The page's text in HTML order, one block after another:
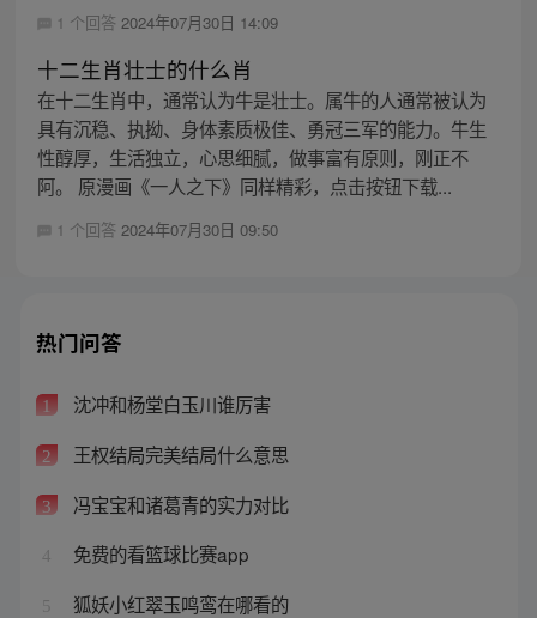
1 个回答 2024年07月30日 14:09
十二生肖壮士的什么肖
在十二生肖中，通常认为牛是壮士。属牛的人通常被认为
具有沉稳、执拗、身体素质极佳、勇冠三军的能力。牛生
性醇厚，生活独立，心思细腻，做事富有原则，刚正不
阿。 原漫画《一人之下》同样精彩，点击按钮下载...
1 个回答 2024年07月30日 09:50
热门问答
1 沈冲和杨堂白玉川谁厉害
2 王权结局完美结局什么意思
3 冯宝宝和诸葛青的实力对比
4 免费的看篮球比赛app
5 狐妖小红翠玉鸣鸾在哪看的